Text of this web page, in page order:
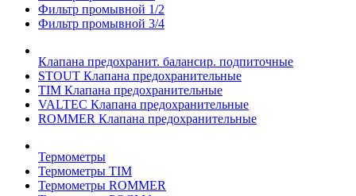
Фильтр промывной 1/2
Фильтр промывной 3/4
Клапана предохранит. балансир. подпиточные
STOUT Клапана предохранительные
TIM Клапана предохранительные
VALTEC Клапана предохранительные
ROMMER Клапана предохранительные
Термометры
Термометры TIM
Термометры ROMMER